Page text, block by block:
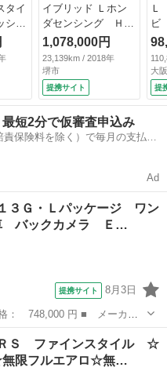
タイ
ョ
ロ
ー
ト
☆Ｈ
ａｔ
チデ
ンス
アル
メ
イブリッド Ｌホン
ダセンシング Ｈｏ
ｎｄａ認定中古車
修復歴なし Ｈｏｎ
ｄａ販売店全国保証
１年 ワンオーナ
ー 禁煙車 ７イン
チナビ バックカメ
ラ ＥＴＣ アダプ
ティブクルーズコン
付）
1,078,000円
23,139km / 2018年
堺市
提携サイト
Ｌ
ビ
ラ
大
提
最短2分で仮審査申込み
保険料を除く）で毎月の支払額
Ad
３Ｇ・Ｌパッケージ ワン
バックカメラ Ｅ…
提携サイト 8月3日
グレード名： １３Ｇ・Ｌ
クカメラ ＥＴＣ Ｂｌｕ
ＲＳ ファインスタイル ☆
無限フルエアロ☆無…